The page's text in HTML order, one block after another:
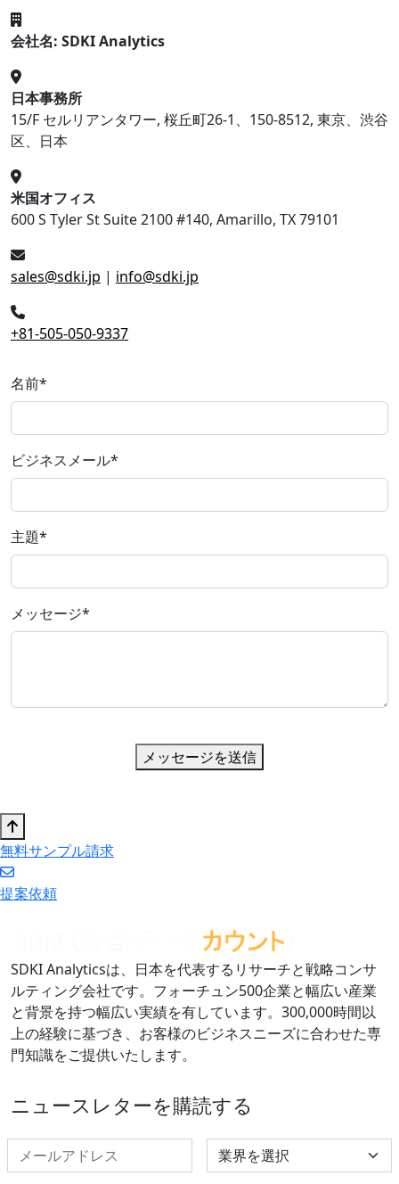
会社名: SDKI Analytics
日本事務所
15/F セルリアンタワー, 桜丘町26-1、150-8512, 東京、渋谷
区、日本
米国オフィス
600 S Tyler St Suite 2100 #140, Amarillo, TX 79101
sales@sdki.jp | info@sdki.jp
+81-505-050-9337
名前*
ビジネスメール*
主題*
メッセージ*
メッセージを送信
無料サンプル請求
提案依頼
SDKI Analyticsは、日本を代表するリサーチと戦略コンサ
ルティング会社です。フォーチュン500企業と幅広い産業
と背景を持つ幅広い実績を有しています。300,000時間以
上の経験に基づき、お客様のビジネスニーズに合わせた専
門知識をご提供いたします。
ニュースレターを購読する
Select Industry